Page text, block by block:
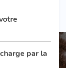
par la